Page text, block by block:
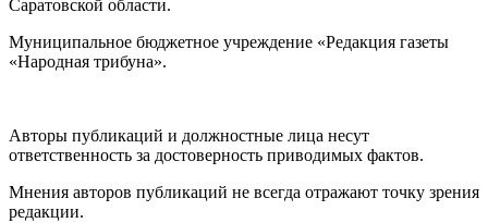
Саратовской области.
Муниципальное бюджетное учреждение «Редакция газеты
«Народная трибуна».
Авторы публикаций и должностные лица несут
ответственность за достоверность приводимых фактов.
Мнения авторов публикаций не всегда отражают точку зрения
редакции.